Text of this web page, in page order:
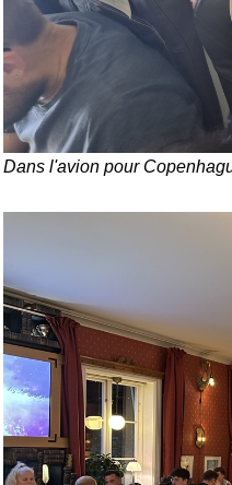
Dans l'avion pour